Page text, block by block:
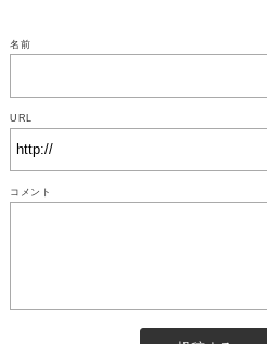
名前
URL
コメント